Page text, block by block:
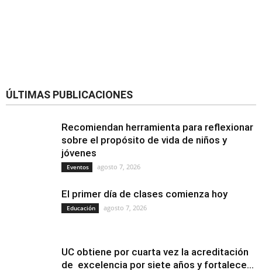
ÚLTIMAS PUBLICACIONES
Recomiendan herramienta para reflexionar
sobre el propósito de vida de niños y
jóvenes
Eventos agosto 7, 2026
El primer día de clases comienza hoy
Educación agosto 7, 2026
UC obtiene por cuarta vez la acreditación
de excelencia por siete años y fortalece...